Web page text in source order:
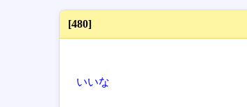
[480]
いいな